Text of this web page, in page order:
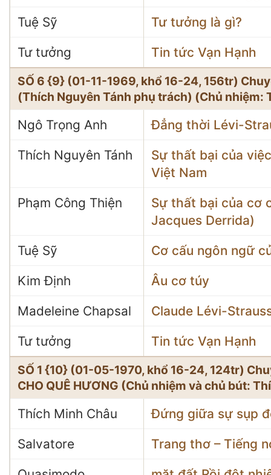
Tuệ Sỹ
Tư tưởng là gì?
Tư tưởng
Tin tức Vạn Hạnh
SỐ 6 {9} (01-11-1969, khổ 16-24, 156tr)
(Thích Nguyên Tánh phụ trách) (Chủ nhiệm:
Ngô Trọng Anh
Đẳng thời Lévi-
Thích Nguyên Tánh
Sự thất bại của
Việt Nam
Phạm Công Thiện
Sự thất bại của cơ
Jacques Derrida)
Tuệ Sỹ
Cơ cấu ngôn ngữ
Kim Định
Âu cơ túy
Madeleine Chapsal
Claude Lévi-
Tư tưởng
Tin tức Vạn Hạnh
SỐ 1 {10} (01-05-1970, khổ 16-24, 124tr)
CHO QUÊ HƯƠNG (Chủ nhiệm và chủ bút:
Thích Minh Châu
Đứng giữa sự sụp
Salvatore
Trang thơ – Tiếng